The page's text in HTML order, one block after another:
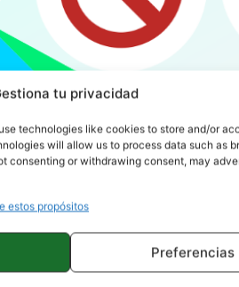
tu privacidad
technologies like cookies to store and/or
will allow us to process data such as
consenting or withdrawing consent, may
estos propósitos
Preferencias